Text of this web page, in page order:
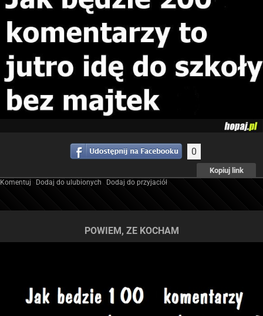
0
Kopiuj link
Komentuj Dodaj do ulubionych Dodaj do przyjaciół
POWIEM, ZE KOCHAM